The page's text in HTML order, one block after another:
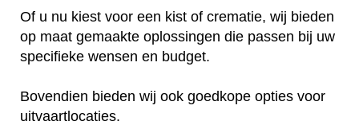
Of u nu kiest voor een kist of crematie, wij bieden
op maat gemaakte oplossingen die passen bij uw
specifieke wensen en budget.
Bovendien bieden wij ook goedkope opties voor
uitvaartlocaties.